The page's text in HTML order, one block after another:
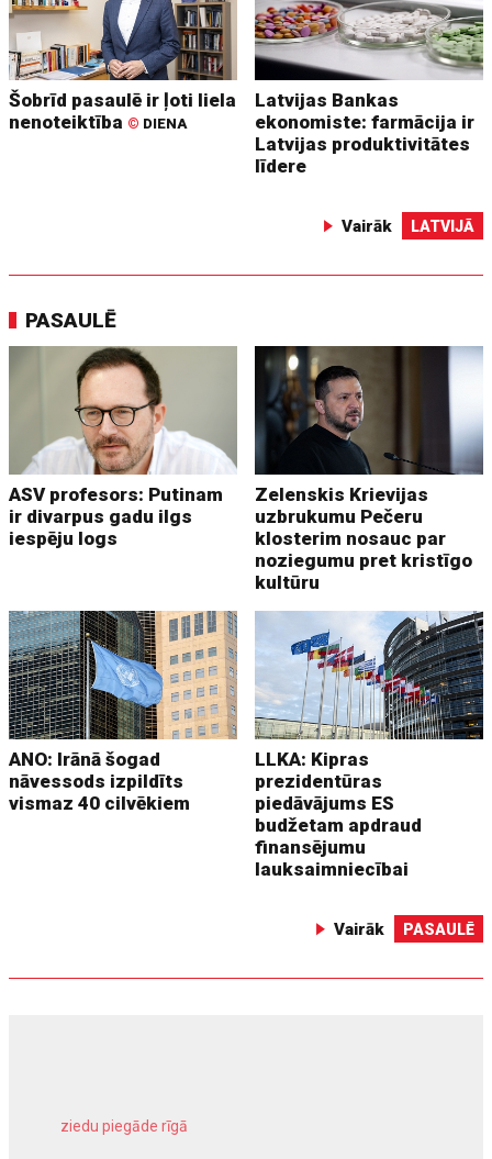
Šobrīd pasaulē ir ļoti liela
nenoteiktība © DIENA
Latvijas Bankas
ekonomiste: farmācija ir
Latvijas produktivitātes
līdere
Vairāk LATVIJĀ
PASAULĒ
ASV profesors: Putinam
ir divarpus gadu ilgs
iespēju logs
Zelenskis Krievijas
uzbrukumu Pečeru
klosterim nosauc par
noziegumu pret kristīgo
kultūru
ANO: Irānā šogad
nāvessods izpildīts
vismaz 40 cilvēkiem
LLKA: Kipras
prezidentūras
piedāvājums ES
budžetam apdraud
finansējumu
lauksaimniecībai
Vairāk PASAULĒ
ziedu piegāde rīgā